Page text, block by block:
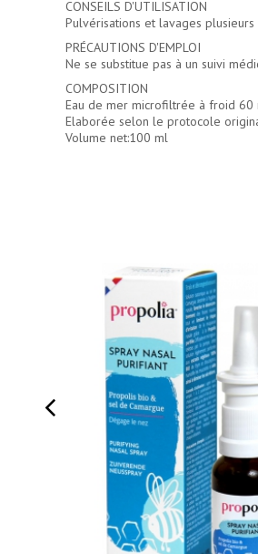
CONSEILS D'UTILISATION
Pulvérisations et lavages plusieurs
PRÉCAUTIONS D'EMPLOI
Ne se substitue pas à un suivi
COMPOSITION
Eau de mer microfiltrée à froid 60
Elaborée selon le protocole
Volume net:100 ml